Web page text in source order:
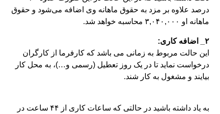
درصد علاوه بر مزد به حقوق ماهانه وی اضافه می‌شود و حقوق
ماهانه او ۳,۰۴۰,۰۰۰ محاسبه خواهد شد.
۲_ اضافه کاری:
این حالت مربوط به زمانی می باشد که کارفرما از کارگران
درخواست نماید تا در یک روز تعطیل (رسمی و…)، به محل کار
بیایند و مشغول به کار شند.
به یاد داشته باشید در حالتی که ساعات کاری از ۴۴ ساعت در